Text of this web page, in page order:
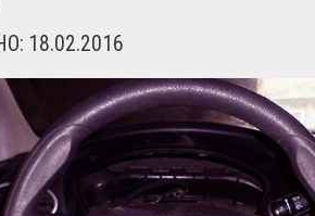
18.02.2016